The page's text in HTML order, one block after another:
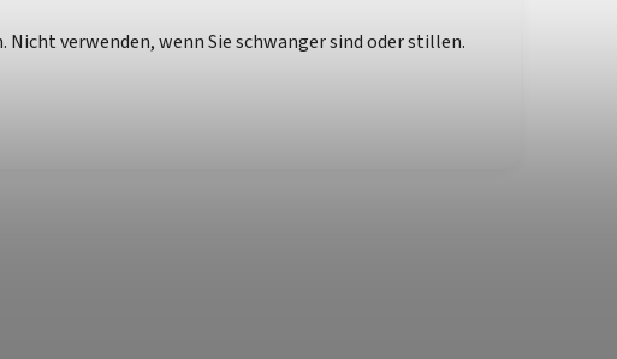
verwenden, wenn Sie schwanger sind oder stillen.